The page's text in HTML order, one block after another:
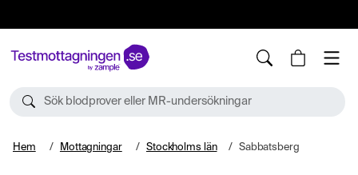
Sök blodprover eller MR-undersökningar
Hem Mottagningar Stockholms län Sabbatsberg